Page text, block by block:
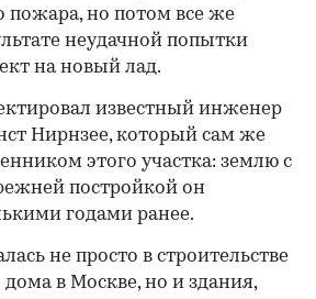
пожара, но потом все же
неудачной попытки
на новый лад.
известный инженер
Нирнзее, который сам же
этого участка: землю с
постройкой он
годами ранее.
не просто в строительстве
в Москве, но и здания,